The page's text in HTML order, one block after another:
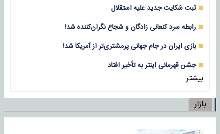
ثبت شکایت جدید علیه استقلال
رابطه سرد کنعانی زادگان و شجاع نگران‌کننده شد!
بازی‌ ایران در جام جهانی پرمشتری‌تر از آمریکا شد!
جشن قهرمانی اینتر به تأخیر افتاد
بیشتر
بازار